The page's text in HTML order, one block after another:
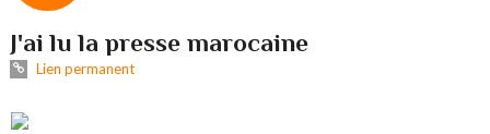
J'ai lu la presse marocaine
Lien permanent